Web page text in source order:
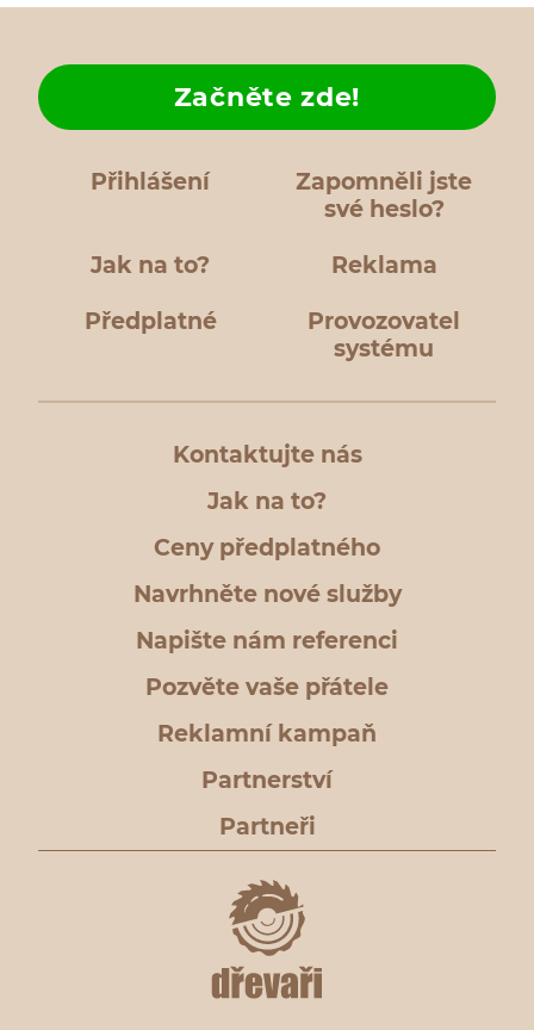
Přihlášení
Zapomněli jste
své heslo?
Jak na to?
Začněte zde!
Reklama
Předplatné
Provozovatel
systému
Kontaktujte nás
Jak na to?
Ceny předplatného
Navrhněte nové služby
Napište nám referenci
Pozvěte vaše přátele
Reklamní kampaň
Partnerství
Partneři